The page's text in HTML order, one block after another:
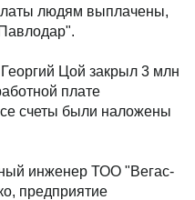
людям выплачены,
Цой закрыл 3 млн
плате
счеты были наложены
инженер ТОО "Вегас-
предприятие